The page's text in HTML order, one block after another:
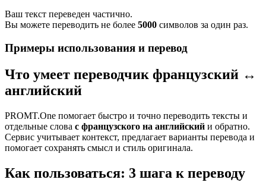
Ваш текст переведен частично.
Вы можете переводить не более 5000 символов за один раз.
Примеры использования и перевод
Что умеет переводчик французский ↔
английский
PROMT.One помогает быстро и точно переводить тексты и
отдельные слова с французского на английский и обратно.
Сервис учитывает контекст, предлагает варианты перевода и
помогает сохранять смысл и стиль оригинала.
Как пользоваться: 3 шага к переводу